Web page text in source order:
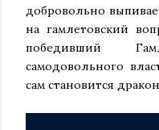
добровольно
на гамлетовский
победивший
самодовольного
сам становится